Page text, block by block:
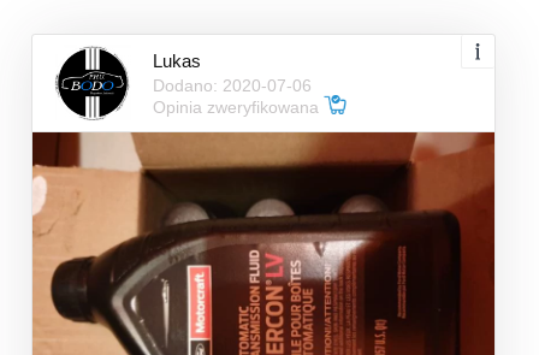
Lukas
Dodano: 2020-07-06
Opinia zweryfikowana